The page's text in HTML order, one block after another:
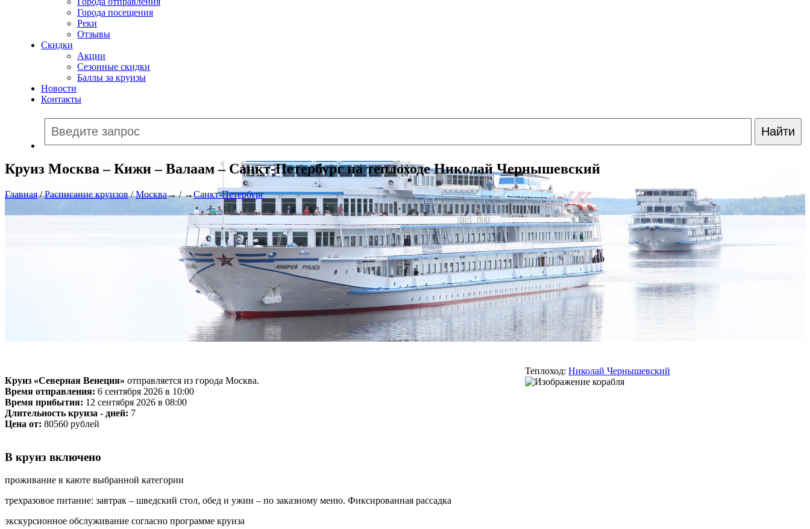
Города посещения
Реки
Отзывы
Скидки
Акции
Сезонные скидки
Баллы за круизы
Новости
Контакты
Круиз Москва – Кижи – Валаам – Санкт-Петербург на теплоходе Николай Чернышевский
Главная/Расписание круизов/Москва→ / →Санкт-Петербург
Круиз «Северная Венеция» отправляется из города Москва.
Время отправления: 6 сентября 2026 в 10:00
Время прибытия: 12 сентября 2026 в 08:00
Длительность круиза - дней: 7
Цена от: 80560 рублей
Теплоход:Николай Чернышевский
В круиз включено
проживание в каюте выбранной категории
трехразовое питание: завтрак – шведский стол, обед и ужин – по заказному меню. Фиксированная рассадка
экскурсионное обслуживание согласно программе круиза